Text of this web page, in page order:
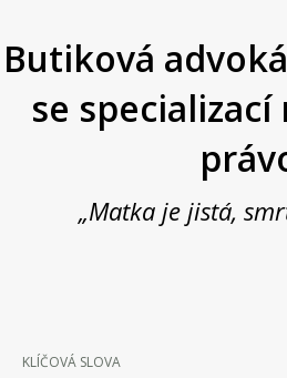
obsah
Butiková
se specializací
„Matka je jistá,
KLÍČOVÁ SLOVA